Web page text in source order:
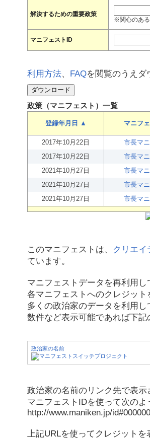
解決するための重要政策
※関心のある
マニフェストID
利用方法、 FAQを閲覧のうえダ
政策（マニフェスト）一覧
登録年月日 ▲ マニフ
2017年10月22日
市長マ
2017年10月22日
市長マ
2021年10月27日
市長マ
2021年10月27日
市長マ
2021年10月27日
市長マ
このマニフェストは、 クリエイ
ています。
マニフェストデータを再利用し
各マニフェストへのクレジット
多くの政治家のデータを利用
数件など表示可能であれば下記
政治家の名前
政治家の名前のリンク先で表示
マニフェストIDを使って次のよ
http://www.maniken.jp/
上記URLを使ってクレジットを